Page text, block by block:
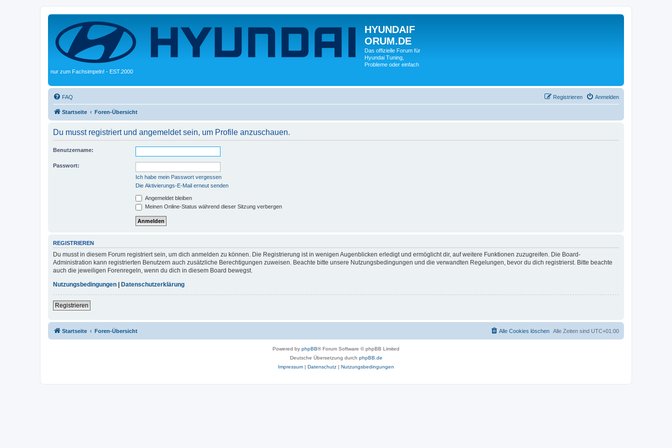
HYUNDAIF
ORUM.DE
Das offizielle Forum für
Hyundai Tuning,
Probleme oder einfach
nur zum Fachsimpeln! - EST.2000
FAQ Anmelden
Registrieren
Startseite Foren-Übersicht
Du musst registriert und angemeldet sein, um Profile anzuschauen.
Benutzername:
Passwort:
Ich habe mein Passwort vergessen
Die Aktivierungs-E-Mail erneut senden
Angemeldet bleiben
Meinen Online-Status während dieser Sitzung verbergen
REGISTRIEREN
Du musst in diesem Forum registriert sein, um dich anmelden zu können. Die Registrierung ist in wenigen Augenblicken erledigt und ermöglicht dir, auf weitere Funktionen zuzugreifen. Die Board-
Administration kann registrierten Benutzern auch zusätzliche Berechtigungen zuweisen. Beachte bitte unsere Nutzungsbedingungen und die verwandten Regelungen, bevor du dich registrierst. Bitte beachte
auch die jeweiligen Forenregeln, wenn du dich in diesem Board bewegst.
Nutzungsbedingungen
Datenschutzerklärung
Registrieren
Startseite Foren-Übersicht Alle Zeiten sind UTC+01:00
Alle Cookies löschen
Powered by phpBB® Forum Software © phpBB Limited
Deutsche Übersetzung durch phpBB.de
Impressum | Datenschutz | Nutzungsbedingungen